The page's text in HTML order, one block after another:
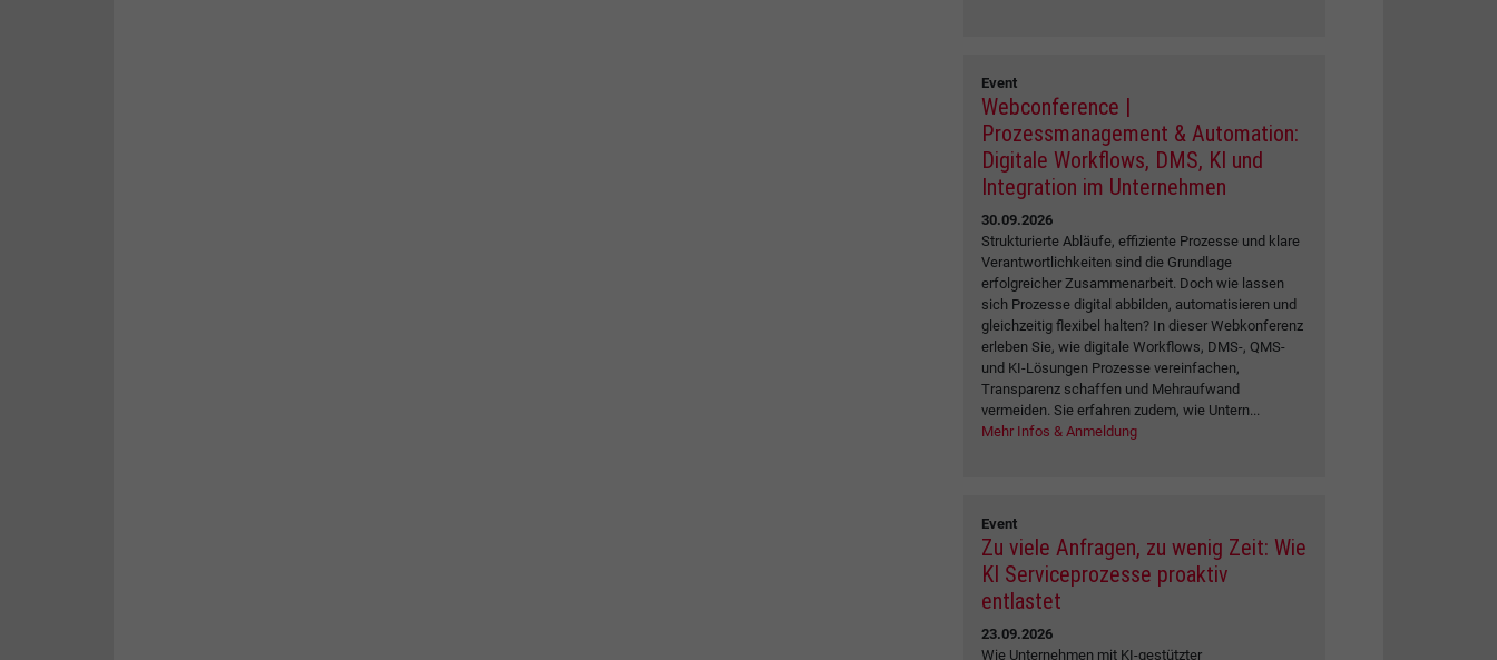
Event
Webconference |
Prozessmanagement & Automation:
Digitale Workflows, DMS, KI und
Integration im Unternehmen
30.09.2026
Strukturierte Abläufe, effiziente Prozesse und klare
Verantwortlichkeiten sind die Grundlage
erfolgreicher Zusammenarbeit. Doch wie lassen
sich Prozesse digital abbilden, automatisieren und
gleichzeitig flexibel halten? In dieser Webkonferenz
erleben Sie, wie digitale Workflows, DMS-, QMS-
und KI-Lösungen Prozesse vereinfachen,
Transparenz schaffen und Mehraufwand
vermeiden. Sie erfahren zudem, wie Untern...
Mehr Infos & Anmeldung
Event
Zu viele Anfragen, zu wenig Zeit: Wie
KI Serviceprozesse proaktiv
entlastet
23.09.2026
Wie Unternehmen mit KI-gestützter